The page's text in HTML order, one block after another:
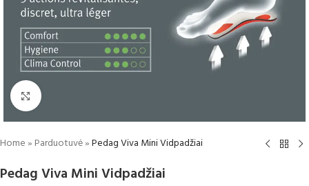
Padidinti
Home» Parduotuvė»Pedag Viva Mini Vidpadžiai
Pedag Viva Mini Vidpadžiai